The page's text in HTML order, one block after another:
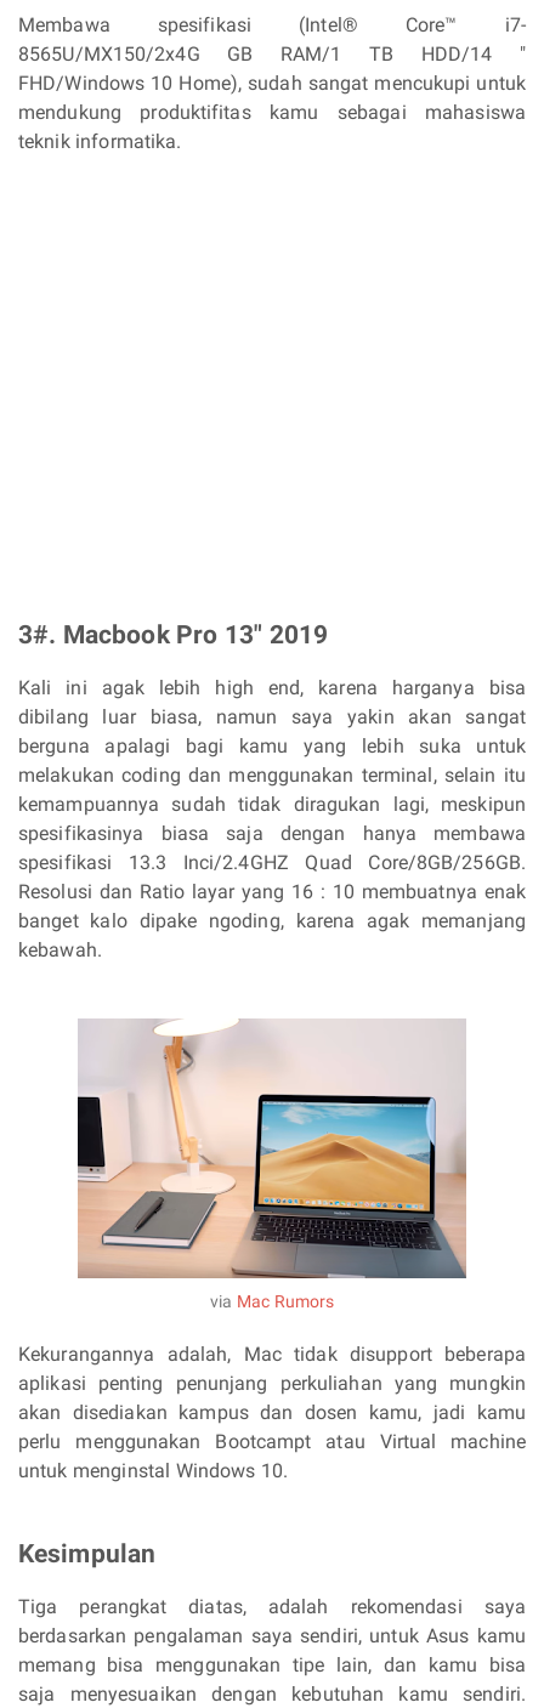
Membawa spesifikasi (Intel® Core™ i7-
8565U/MX150/2x4G GB RAM/1 TB HDD/14 "
FHD/Windows 10 Home), sudah sangat mencukupi untuk
mendukung produktifitas kamu sebagai mahasiswa
teknik informatika.
3#. Macbook Pro 13" 2019
Kali ini agak lebih high end, karena harganya bisa
dibilang luar biasa, namun saya yakin akan sangat
berguna apalagi bagi kamu yang lebih suka untuk
melakukan coding dan menggunakan terminal, selain itu
kemampuannya sudah tidak diragukan lagi, meskipun
spesifikasinya biasa saja dengan hanya membawa
spesifikasi 13.3 Inci/2.4GHZ Quad Core/8GB/256GB.
Resolusi dan Ratio layar yang 16 : 10 membuatnya enak
banget kalo dipake ngoding, karena agak memanjang
kebawah.
via Mac Rumors
Kekurangannya adalah, Mac tidak disupport beberapa
aplikasi penting penunjang perkuliahan yang mungkin
akan disediakan kampus dan dosen kamu, jadi kamu
perlu menggunakan Bootcampt atau Virtual machine
untuk menginstal Windows 10.
Kesimpulan
Tiga perangkat diatas, adalah rekomendasi saya
berdasarkan pengalaman saya sendiri, untuk Asus kamu
memang bisa menggunakan tipe lain, dan kamu bisa
saja menyesuaikan dengan kebutuhan kamu sendiri.